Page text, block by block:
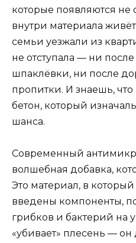
которые появляются не
внутри материала
семьи уезжали из
не отступала — ни
шпаклёвки, ни после
пропитки. И знаешь,
бетон, который
шанса.
Современный
волшебная добавка,
Это материал, в который
введены компоненты,
грибков и бактерий на
«убивает» плесень — он